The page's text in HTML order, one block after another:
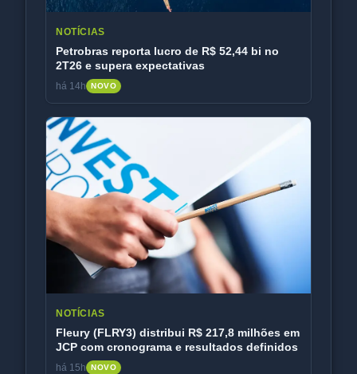
NOTÍCIAS
Petrobras reporta lucro de R$ 52,44 bi no
2T26 e supera expectativas
há 14h NOVO
NOTÍCIAS
Fleury (FLRY3) distribui R$ 217,8 milhões em
JCP com cronograma e resultados definidos
há 15h NOVO